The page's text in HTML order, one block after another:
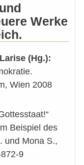
Werke
(Hg.):
Wien 2008
Beispiel des
und Mona S.,
9